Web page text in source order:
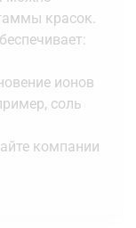
красок.
ионов
соль
компании